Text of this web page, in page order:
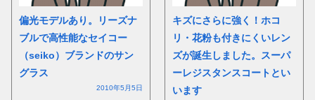
偏光モデルあり。リーズナ
ブルで高性能なセイコー
（seiko）ブランドのサン
グラス
2010年5月5日
キズにさらに強く！ホコ
リ・花粉も付きにくいレン
ズが誕生しました。スーパ
ーレジスタンスコートとい
います